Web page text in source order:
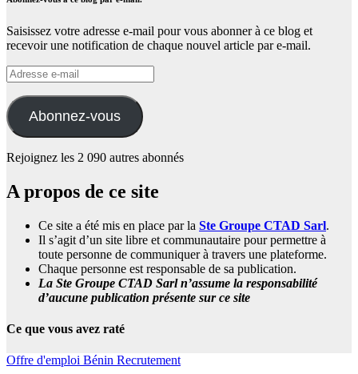
Saisissez votre adresse e-mail pour vous abonner à ce blog et
recevoir une notification de chaque nouvel article par e-mail.
Adresse
e-
mail
Abonnez-vous
Rejoignez les 2 090 autres abonnés
A propos de ce site
Ce site a été mis en place par la Ste Groupe CTAD Sarl.
Il s’agit d’un site libre et communautaire pour permettre à
toute personne de communiquer à travers une plateforme.
Chaque personne est responsable de sa publication.
La Ste Groupe CTAD Sarl n’assume la responsabilité
d’aucune publication présente sur ce site
Ce que vous avez raté
Offre d'emploi Bénin Recrutement